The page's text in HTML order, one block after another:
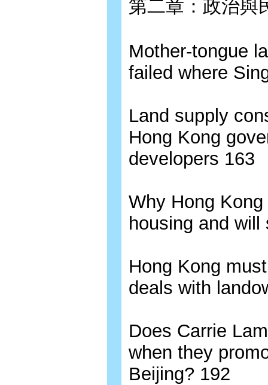
第二章：政治與
Mother-tongue
failed where
Land supply
Hong Kong
developers 163
Why Hong
housing and
Hong Kong
deals with
Does Carrie
when they
Beijing? 192